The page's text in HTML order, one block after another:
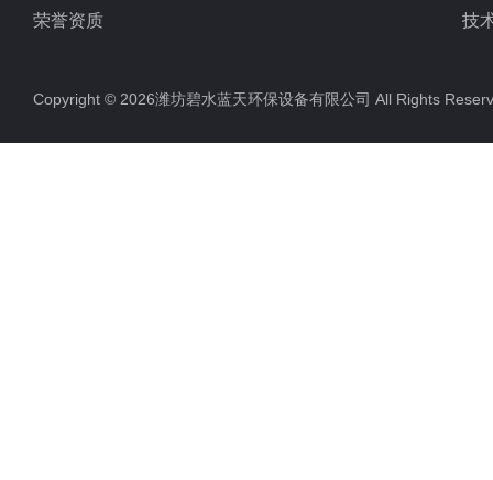
荣誉资质 技
Copyright © 2026潍坊碧水蓝天环保设备有限公司 All Rights